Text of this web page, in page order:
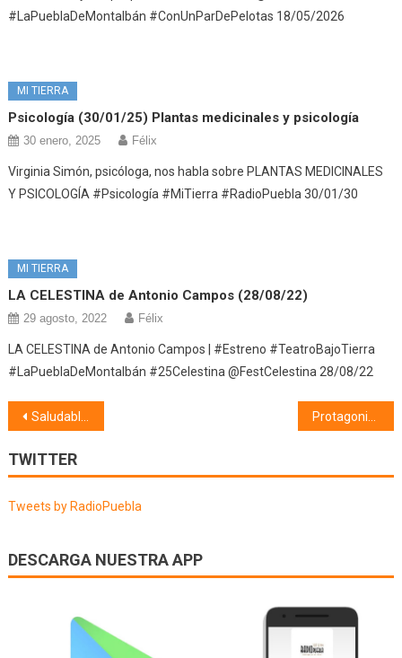
#LaPueblaDeMontalbán #ConUnParDePelotas 18/05/2026
MI TIERRA
Psicología (30/01/25) Plantas medicinales y psicología
30 enero, 2025 Félix
Virginia Simón, psicóloga, nos habla sobre PLANTAS MEDICINALES
Y PSICOLOGÍA #Psicología #MiTierra #RadioPuebla 30/01/30
MI TIERRA
LA CELESTINA de Antonio Campos (28/08/22)
29 agosto, 2022 Félix
LA CELESTINA de Antonio Campos | #Estreno #TeatroBajoTierra
#LaPueblaDeMontalbán #25Celestina @FestCelestina 28/08/22
Navegación
de
entradas
Saludable (13/03/23) Salud Mental Protagonistas XIV (10/03/23)
TWITTER
Tweets by RadioPuebla
DESCARGA NUESTRA APP